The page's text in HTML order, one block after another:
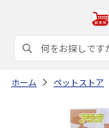
ホーム ペットストア